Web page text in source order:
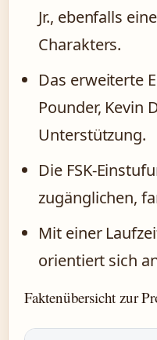
Jr., ebenfalls
Charakters.
Das erweiterte
Pounder, Kevin
Unterstützung.
Die FSK-
zugänglichen,
Mit einer
orientiert sich
Faktenübersicht zur